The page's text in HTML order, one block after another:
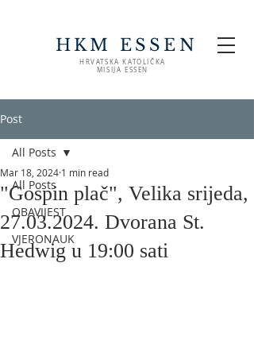
HKM ESSEN
HRVATSKA KATOLIČKA
MISIJA ESSEN
Post
All Posts
OBAVIJEST
VJERONAUK
All Posts
"Gospin plač", Velika srijeda,
27.03.2024. Dvorana St.
Hedwig u 19:00 sati
Mar 18, 2024 1 min read